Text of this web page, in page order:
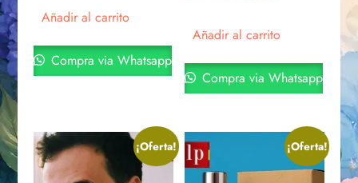
Añadir al carrito
Compra via Whatsapp
Añadir al carrito
Compra via Whatsapp
¡Oferta! ¡Oferta!